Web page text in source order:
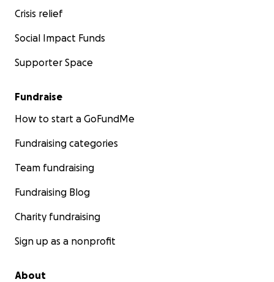
Crisis relief
Social Impact Funds
Supporter Space
Fundraise
How to start a GoFundMe
Fundraising categories
Team fundraising
Fundraising Blog
Charity fundraising
Sign up as a nonprofit
About